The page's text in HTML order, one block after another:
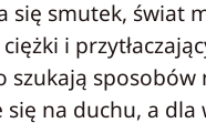
się smutek, świat
i
szukają sposobów
na duchu, a dla